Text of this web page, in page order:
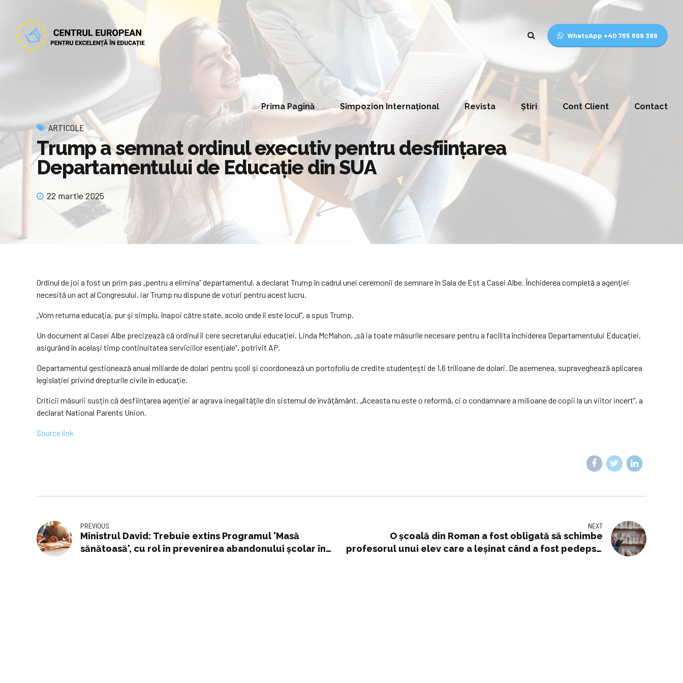
WhatsApp +40 765 699 399
Prima Pagină Simpozion Internațional Revista Știri Cont Client Contact
ARTICOLE
Trump a semnat ordinul executiv pentru desfiinţarea
Departamentului de Educaţie din SUA
22 martie 2025
Ordinul de joi a fost un prim pas „pentru a elimina” departamentul, a declarat Trump în cadrul unei ceremonii de semnare în Sala de Est a Casei Albe. Închiderea completă a agenţiei
necesită un act al Congresului, iar Trump nu dispune de voturi pentru acest lucru.
„Vom returna educaţia, pur şi simplu, înapoi către state, acolo unde îi este locul”, a spus Trump.
Un document al Casei Albe precizează că ordinul îi cere secretarului educaţiei, Linda McMahon, „să ia toate măsurile necesare pentru a facilita închiderea Departamentului Educaţiei,
asigurând în acelaşi timp continuitatea serviciilor esenţiale”, potrivit AP.
Departamentul gestionează anual miliarde de dolari pentru şcoli şi coordonează un portofoliu de credite studenţeşti de 1,6 trilioane de dolari. De asemenea, supraveghează aplicarea
legislaţiei privind drepturile civile în educaţie.
Criticii măsurii susţin că desfiinţarea agenţiei ar agrava inegalităţile din sistemul de învăţământ. „Aceasta nu este o reformă, ci o condamnare a milioane de copii la un viitor incert”, a
declarat National Parents Union.
Source link
PREVIOUS
Ministrul David: Trebuie extins Programul 'Masă
sănătoasă', cu rol în prevenirea abandonului școlar în
NEXT
O școală din Roman a fost obligată să schimbe
profesorul unui elev care a leșinat când a fost pedepsit